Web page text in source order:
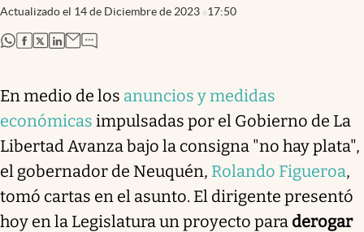
Actualizado el 14 de Diciembre de 2023 17:50
abre en nueva pestaña
abre en nueva pestaña
abre en nueva pestaña
abre en nueva pestaña
En medio de los anuncios y medidas
económicas impulsadas por el Gobierno de La
Libertad Avanza bajo la consigna "no hay plata",
el gobernador de Neuquén, Rolando Figueroa,
tomó cartas en el asunto. El dirigente presentó
hoy en la Legislatura un proyecto para derogar